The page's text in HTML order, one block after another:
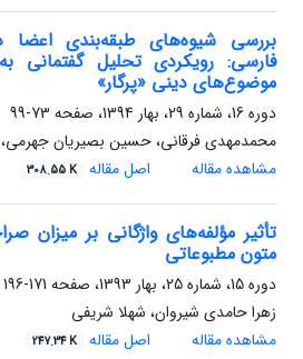
بررسی شیوه‌های طبقه‏‌بندی اعضا
فارسی: رویکردی تحلیل گفتمانی
موضوع‏‌های دینی «پرگار»
دوره 16، شماره 29، بهار 1394، صفحه
73-99
محمدمهدی فرقانی، حسین بصیریان
مشاهده مقاله
اصل مقاله 308.55 K
تأثیر مؤلفه‌های‌ واژگانی بر میزان
متون مطبوعاتی
دوره 15، شماره 25، بهار 1393، صفحه
171-196
زهرا حامدی شیروان، شهلا شریفی
مشاهده مقاله
اصل مقاله 247.34 K